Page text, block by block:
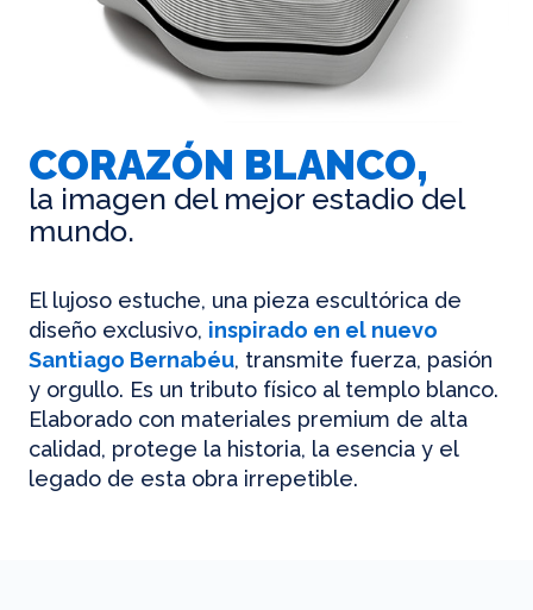
CORAZÓN BLANCO,
la imagen del mejor estadio del
mundo.
El lujoso estuche, una pieza escultórica de
diseño exclusivo, inspirado en el nuevo
Santiago Bernabéu, transmite fuerza, pasión
y orgullo. Es un tributo físico al templo blanco.
Elaborado con materiales premium de alta
calidad, protege la historia, la esencia y el
legado de esta obra irrepetible.